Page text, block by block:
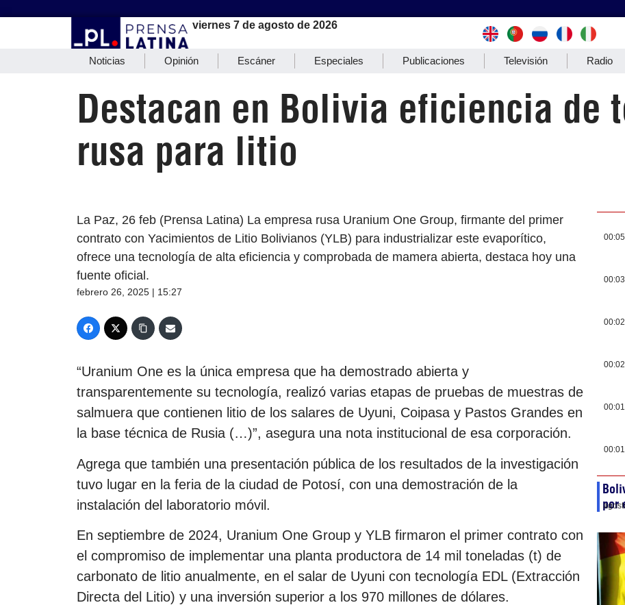
viernes 7 de agosto de 2026
Noticias Opinión Escáner Especiales Publicaciones Televisión Radio
Destacan en Bolivia eficiencia de
rusa para litio
La Paz, 26 feb (Prensa Latina) La empresa rusa Uranium One Group, firmante del primer
contrato con Yacimientos de Litio Bolivianos (YLB) para industrializar este evaporítico,
ofrece una tecnología de alta eficiencia y comprobada de mamera abierta, destaca hoy una
fuente oficial.
febrero 26, 2025 | 15:27
“Uranium One es la única empresa que ha demostrado abierta y
transparentemente su tecnología, realizó varias etapas de pruebas de muestras de
salmuera que contienen litio de los salares de Uyuni, Coipasa y Pastos Grandes en
la base técnica de Rusia (…)”, asegura una nota institucional de esa corporación.
Agrega que también una presentación pública de los resultados de la investigación
tuvo lugar en la feria de la ciudad de Potosí, con una demostración de la
instalación del laboratorio móvil.
En septiembre de 2024, Uranium One Group y YLB firmaron el primer contrato con
el compromiso de implementar una planta productora de 14 mil toneladas (t) de
carbonato de litio anualmente, en el salar de Uyuni con tecnología EDL (Extracción
Directa del Litio) y una inversión superior a los 970 millones de dólares.
00:05
00:03
00:02
00:02
00:01
00:01
por